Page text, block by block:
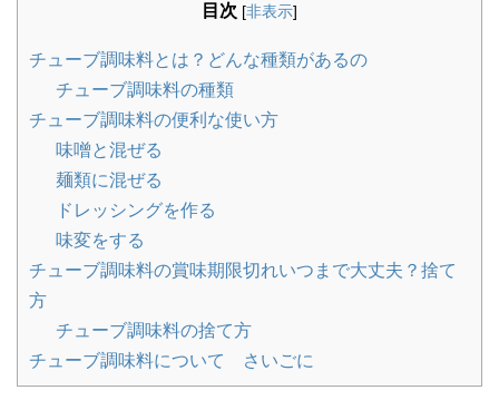
目次 [非表示]
チューブ調味料とは？どんな種類があるの
チューブ調味料の種類
チューブ調味料の便利な使い方
味噌と混ぜる
麺類に混ぜる
ドレッシングを作る
味変をする
チューブ調味料の賞味期限切れいつまで大丈夫？捨て
方
チューブ調味料の捨て方
チューブ調味料について さいごに